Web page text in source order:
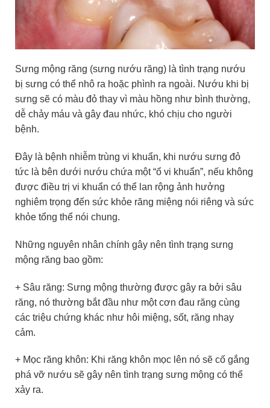
Sưng mộng răng (sưng nướu răng) là tình trạng nướu
bị sưng có thể nhô ra hoặc phình ra ngoài. Nướu khi bị
sưng sẽ có màu đỏ thay vì màu hồng như bình thường,
dễ chảy máu và gây đau nhức, khó chịu cho người
bệnh.
Đây là bệnh nhiễm trùng vi khuẩn, khi nướu sưng đỏ
tức là bên dưới nướu chứa một “ổ vi khuẩn”, nếu không
được điều trị vi khuẩn có thể lan rộng ảnh hưởng
nghiêm trọng đến sức khỏe răng miệng nói riêng và sức
khỏe tổng thể nói chung.
Những nguyên nhân chính gây nên tình trạng sưng
mộng răng bao gồm:
+ Sâu răng: Sưng mộng thường được gây ra bởi sâu
răng, nó thường bắt đầu như một cơn đau răng cùng
các triệu chứng khác như hôi miệng, sốt, răng nhạy
cảm.
+ Mọc răng khôn: Khi răng khôn mọc lên nó sẽ cố gắng
phá vỡ nướu sẽ gây nên tình trạng sưng mộng có thể
xảy ra.